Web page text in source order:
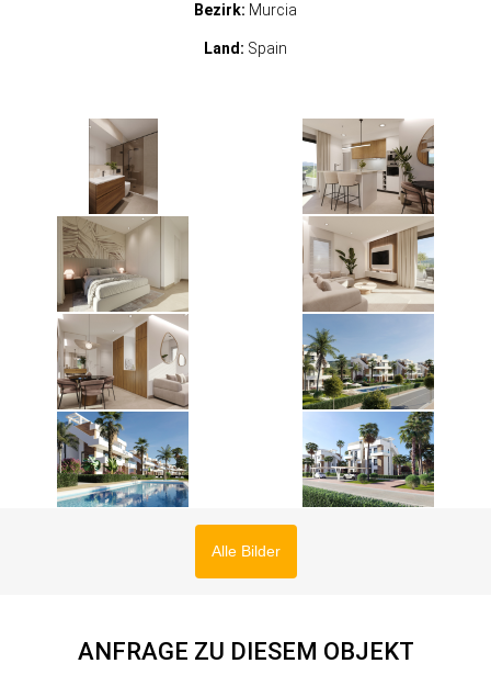
Bezirk: Murcia
Land: Spain
Alle Bilder
ANFRAGE ZU DIESEM OBJEKT